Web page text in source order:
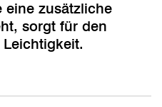
eine zusätzliche
sorgt für den